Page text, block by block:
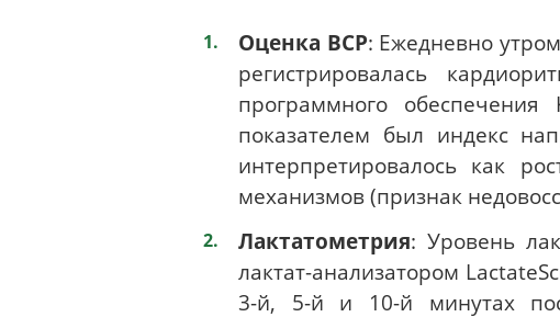
Оценка ВСР: Ежедневно
регистрировалась
программного
показателем был индекс
интерпретировалось как
механизмов (признак
Лактатометрия: Уровень
лактат-анализатором
3-й, 5-й и 10-й минутах